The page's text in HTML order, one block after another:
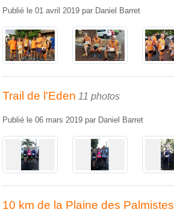
Publié le 01 avril 2019 par Daniel Barret
Trail de l'Eden 11 photos
Publié le 06 mars 2019 par Daniel Barret
10 km de la Plaine des Palmistes